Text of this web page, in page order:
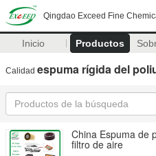
Qingdao Exceed Fine
Inicio Productos
Calidad espuma rígida del
China Espuma de
filtro de aire